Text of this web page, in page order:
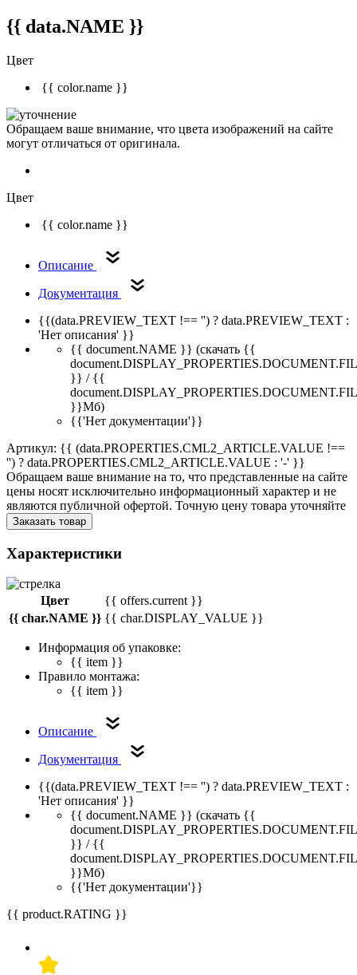
{{ data.NAME }}
Цвет
{{ color.name }}
Обращаем ваше внимание, что цвета изображений на сайте
могут отличаться от оригинала.
Цвет
{{ color.name }}
Описание
Документация
{{(data.PREVIEW_TEXT !== '') ? data.PREVIEW_TEXT :
'Нет описания' }}
{{ document.NAME }} (скачать {{
}} / {{
}}Мб)
{{'Нет документации'}}
Артикул: {{ (data.PROPERTIES.CML2_ARTICLE.VALUE !==
'') ? data.PROPERTIES.CML2_ARTICLE.VALUE : '-' }}
Обращаем ваше внимание на то, что представленные на сайте
цены носят исключительно информационный характер и не
являются публичной офертой. Точную цену товара уточняйте
Заказать товар
Характеристики
Цвет
{{ offers.current }}
{{ char.NAME }} {{ char.DISPLAY_VALUE }}
Информация об упаковке:
{{ item }}
Правило монтажа:
{{ item }}
Описание
Документация
{{(data.PREVIEW_TEXT !== '') ? data.PREVIEW_TEXT :
'Нет описания' }}
{{ document.NAME }} (скачать {{
}} / {{
}}Мб)
{{'Нет документации'}}
{{ product.RATING }}